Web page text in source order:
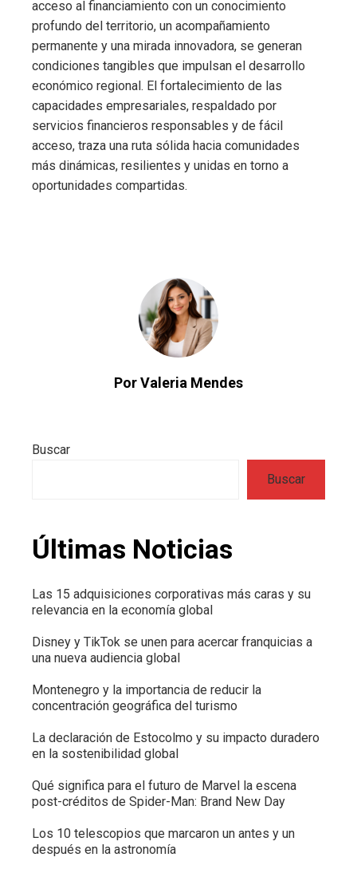
acceso al financiamiento con un conocimiento
profundo del territorio, un acompañamiento
permanente y una mirada innovadora, se generan
condiciones tangibles que impulsan el desarrollo
económico regional. El fortalecimiento de las
capacidades empresariales, respaldado por
servicios financieros responsables y de fácil
acceso, traza una ruta sólida hacia comunidades
más dinámicas, resilientes y unidas en torno a
oportunidades compartidas.
Por Valeria Mendes
Buscar
Buscar
Últimas Noticias
Las 15 adquisiciones corporativas más caras y su
relevancia en la economía global
Disney y TikTok se unen para acercar franquicias a
una nueva audiencia global
Montenegro y la importancia de reducir la
concentración geográfica del turismo
La declaración de Estocolmo y su impacto duradero
en la sostenibilidad global
Qué significa para el futuro de Marvel la escena
post-créditos de Spider-Man: Brand New Day
Los 10 telescopios que marcaron un antes y un
después en la astronomía